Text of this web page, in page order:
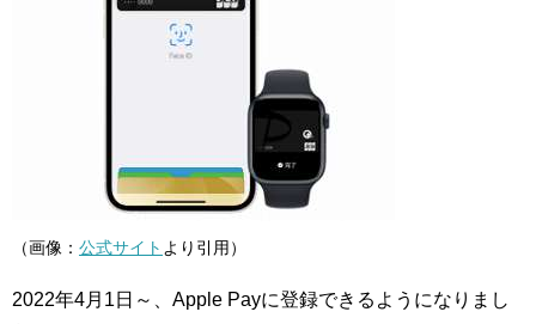
（画像： 公式サイト より引用）
2022年4月1日～、Apple Payに登録できるようになりまし